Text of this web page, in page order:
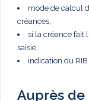
mode de calcul
créances,
si la créance fait
saisie,
indication du
Auprès de